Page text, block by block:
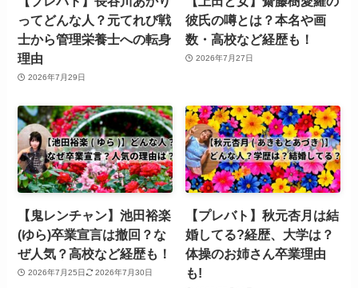
ってどんな人？元てれび戦
士から管理栄養士への転身
理由
2026年7月29日
彼氏の噂とは？本名や画
数・高校など経歴も！
2026年7月27日
【鬼レンチャン】池田裕楽
(ゆら)卒業宣言は撤回？な
ぜ人気？高校など経歴も！
2026年7月25日 2026年7月30日
【プレバト】秋元杏月は結
婚してる?経歴、大学は？
体操のお姉さん卒業理由
も!